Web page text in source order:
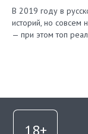
В 2019 году в
историй, но совсем
— при этом топ